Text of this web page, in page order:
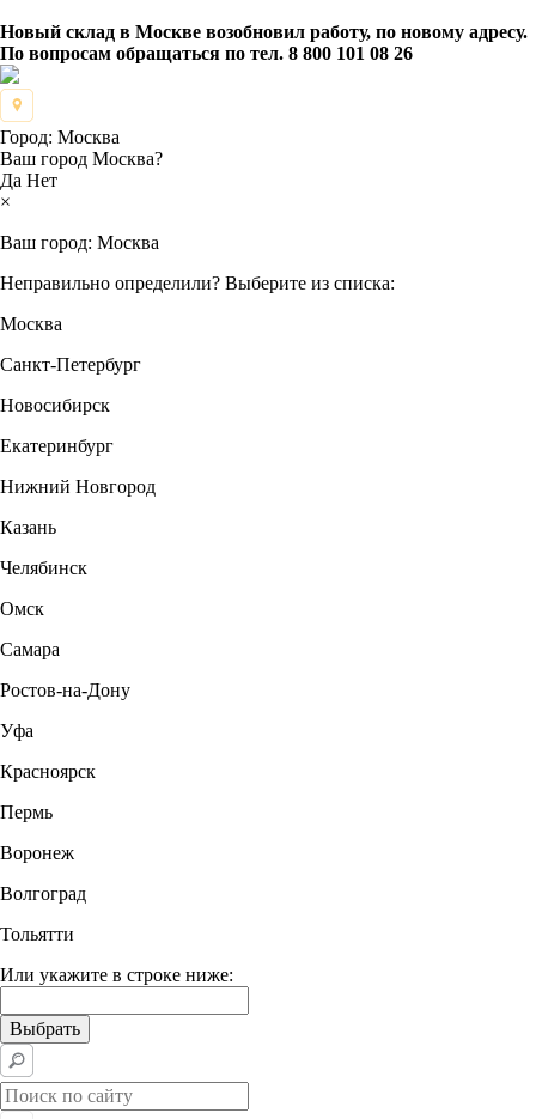
Новый склад в Москве возобновил работу, по новому адресу.
По вопросам обращаться по тел. 8 800 101 08 26
Город: Москва
Ваш город Москва?
Да Нет
×
Ваш город: Москва
Неправильно определили? Выберите из списка:
Москва
Санкт-Петербург
Новосибирск
Екатеринбург
Нижний Новгород
Казань
Челябинск
Омск
Самара
Ростов-на-Дону
Уфа
Красноярск
Пермь
Воронеж
Волгоград
Тольятти
Или укажите в строке ниже: